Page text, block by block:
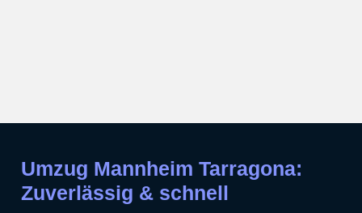
Umzug Mannheim Tarragona:
Zuverlässig & schnell